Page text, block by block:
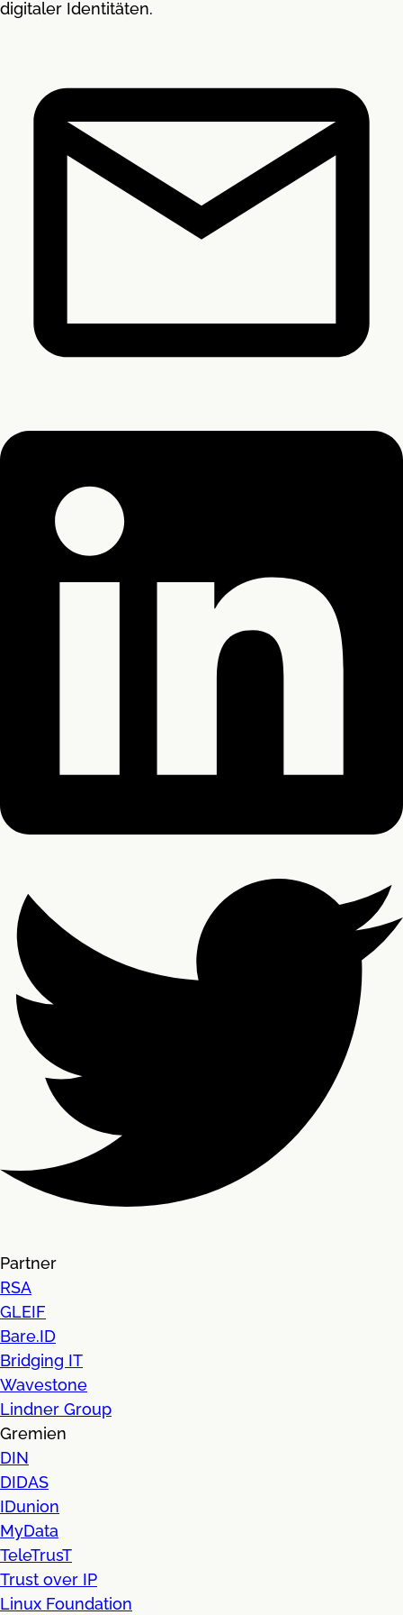
digitaler Identitäten.
Partner
RSA
GLEIF
Bare.ID
Bridging IT
Wavestone
Lindner Group
Gremien
DIN
DIDAS
IDunion
MyData
TeleTrusT
Trust over IP
Linux Foundation